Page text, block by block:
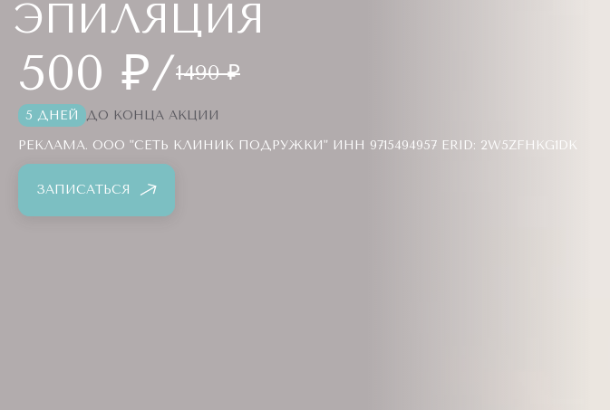
ЭПИЛЯЦИЯ
500 ₽/1490 ₽
5 ДНЕЙ
ДО КОНЦА АКЦИИ
РЕКЛАМА. ООО "СЕТЬ КЛИНИК ПОДРУЖКИ" ИНН 9715494957 ERID: 2W5ZFHKG1DK
ЗАПИСАТЬСЯ